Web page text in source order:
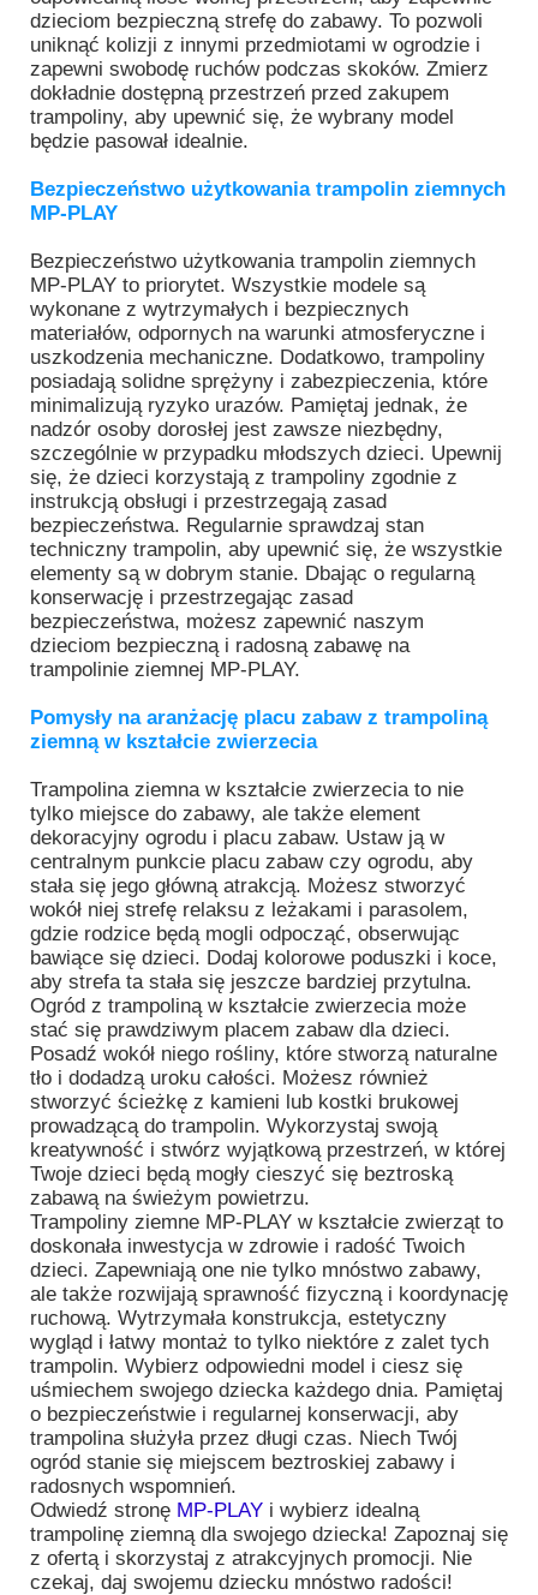
dzieciom bezpieczną strefę do zabawy. To pozwoli
uniknąć kolizji z innymi przedmiotami w ogrodzie i
zapewni swobodę ruchów podczas skoków. Zmierz
dokładnie dostępną przestrzeń przed zakupem
trampoliny, aby upewnić się, że wybrany model
będzie pasował idealnie.
Bezpieczeństwo użytkowania trampolin ziemnych
MP-PLAY
Bezpieczeństwo użytkowania trampolin ziemnych
MP-PLAY to priorytet. Wszystkie modele są
wykonane z wytrzymałych i bezpiecznych
materiałów, odpornych na warunki atmosferyczne i
uszkodzenia mechaniczne. Dodatkowo, trampoliny
posiadają solidne sprężyny i zabezpieczenia, które
minimalizują ryzyko urazów. Pamiętaj jednak, że
nadzór osoby dorosłej jest zawsze niezbędny,
szczególnie w przypadku młodszych dzieci. Upewnij
się, że dzieci korzystają z trampoliny zgodnie z
instrukcją obsługi i przestrzegają zasad
bezpieczeństwa. Regularnie sprawdzaj stan
techniczny trampolin, aby upewnić się, że wszystkie
elementy są w dobrym stanie. Dbając o regularną
konserwację i przestrzegając zasad
bezpieczeństwa, możesz zapewnić naszym
dzieciom bezpieczną i radosną zabawę na
trampolinie ziemnej MP-PLAY.
Pomysły na aranżację placu zabaw z trampoliną
ziemną w kształcie zwierzecia
Trampolina ziemna w kształcie zwierzecia to nie
tylko miejsce do zabawy, ale także element
dekoracyjny ogrodu i placu zabaw. Ustaw ją w
centralnym punkcie placu zabaw czy ogrodu, aby
stała się jego główną atrakcją. Możesz stworzyć
wokół niej strefę relaksu z leżakami i parasolem,
gdzie rodzice będą mogli odpocząć, obserwując
bawiące się dzieci. Dodaj kolorowe poduszki i koce,
aby strefa ta stała się jeszcze bardziej przytulna.
Ogród z trampoliną w kształcie zwierzecia może
stać się prawdziwym placem zabaw dla dzieci.
Posadź wokół niego rośliny, które stworzą naturalne
tło i dodadzą uroku całości. Możesz również
stworzyć ścieżkę z kamieni lub kostki brukowej
prowadzącą do trampolin. Wykorzystaj swoją
kreatywność i stwórz wyjątkową przestrzeń, w której
Twoje dzieci będą mogły cieszyć się beztroską
zabawą na świeżym powietrzu.
Trampoliny ziemne MP-PLAY w kształcie zwierząt to
doskonała inwestycja w zdrowie i radość Twoich
dzieci. Zapewniają one nie tylko mnóstwo zabawy,
ale także rozwijają sprawność fizyczną i koordynację
ruchową. Wytrzymała konstrukcja, estetyczny
wygląd i łatwy montaż to tylko niektóre z zalet tych
trampolin. Wybierz odpowiedni model i ciesz się
uśmiechem swojego dziecka każdego dnia. Pamiętaj
o bezpieczeństwie i regularnej konserwacji, aby
trampolina służyła przez długi czas. Niech Twój
ogród stanie się miejscem beztroskiej zabawy i
radosnych wspomnień.
Odwiedź stronę MP-PLAY i wybierz idealną
trampolinę ziemną dla swojego dziecka! Zapoznaj się
z ofertą i skorzystaj z atrakcyjnych promocji. Nie
czekaj, daj swojemu dziecku mnóstwo radości!